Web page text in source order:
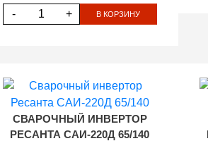
- + В КОРЗИНУ
СВАРОЧНЫЙ ИНВЕРТОР
РЕСАНТА САИ-220Д 65/140